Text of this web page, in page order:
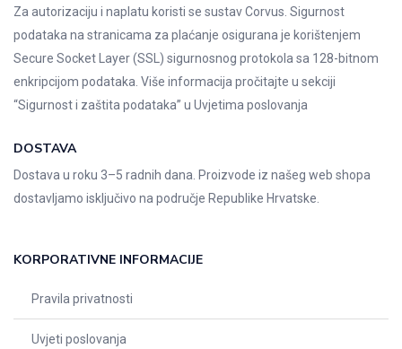
Za autorizaciju i naplatu koristi se sustav Corvus. Sigurnost
podataka na stranicama za plaćanje osigurana je korištenjem
Secure Socket Layer (SSL) sigurnosnog protokola sa 128-bitnom
enkripcijom podataka. Više informacija pročitajte u sekciji
“Sigurnost i zaštita podataka” u Uvjetima poslovanja
DOSTAVA
Dostava u roku 3–5 radnih dana. Proizvode iz našeg web shopa
dostavljamo isključivo na područje Republike Hrvatske.
KORPORATIVNE INFORMACIJE
Pravila privatnosti
Uvjeti poslovanja